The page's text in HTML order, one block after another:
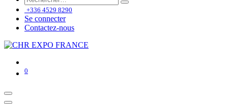
+336 4529 8290
Se connecter
Contactez-nous
0